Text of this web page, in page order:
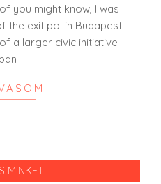
you might know, I was
the exit pol in Budapest.
a larger civic initiative
MINKET!